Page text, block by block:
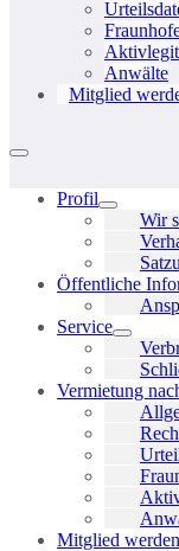
Anwälte
Mitglied
Menü-
Profil
Menü-
Schalter
Wir
Öffentliche
Service
Menü-
Schalter
Vermietung
Mitglied werden